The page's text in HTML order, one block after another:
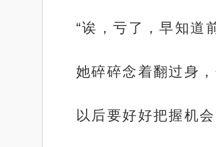
“诶，亏了，早知道
她碎碎念着翻过身，
以后要好好把握机